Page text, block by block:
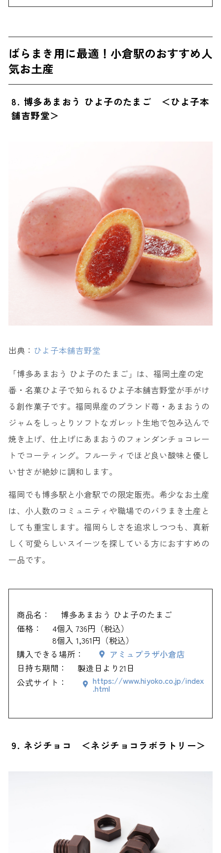
ばらまき用に最適！小倉駅のおすすめ人
気お土産
8. 博多あまおう ひよ子のたまご ＜ひよ子本
舗吉野堂＞
出典： ひよ子本舗吉野堂
「博多あまおう ひよ子のたまご」は、福岡土産の定
番・名菓ひよ子で知られるひよ子本舗吉野堂が手がけ
る創作菓子です。福岡県産のブランド苺・あまおうの
ジャムをしっとりソフトなガレット生地で包み込んで
焼き上げ、仕上げにあまおうのフォンダンチョコレー
トでコーティング。フルーティでほど良い酸味と優し
い甘さが絶妙に調和します。
福岡でも博多駅と小倉駅での限定販売。希少なお土産
は、小人数のコミュニティや職場でのバラまき土産と
しても重宝します。福岡らしさを追求しつつも、真新
しく可愛らしいスイーツを探している方におすすめの
一品です。
商品名：
博多あまおう ひよ子のたまご
価格：
4個入 736円（税込）
8個入 1,361円（税込）
購入できる場所：
アミュプラザ小倉店
日持ち期間：
製造日より21日
公式サイト：
https://www.hiyoko.co.jp/index
.html
9. ネジチョコ ＜ネジチョコラボラトリー＞